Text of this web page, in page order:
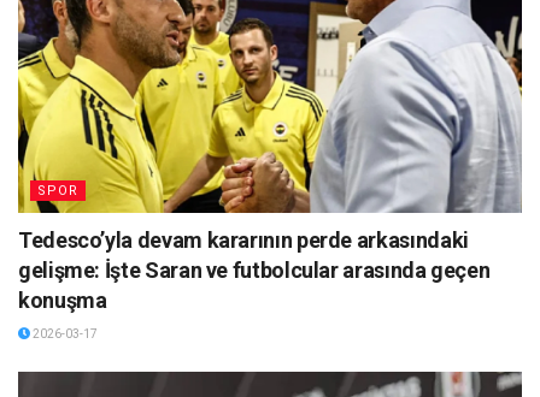
SPOR
Tedesco’yla devam kararının perde arkasındaki
gelişme: İşte Saran ve futbolcular arasında geçen
konuşma
2026-03-17